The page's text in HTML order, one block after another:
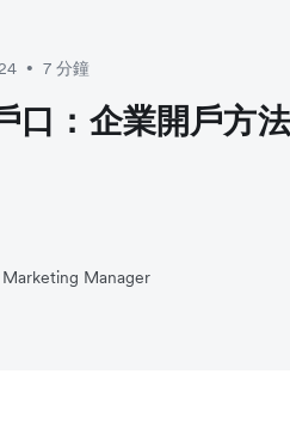
• 7 分鐘
口：企業開戶方法
Manager